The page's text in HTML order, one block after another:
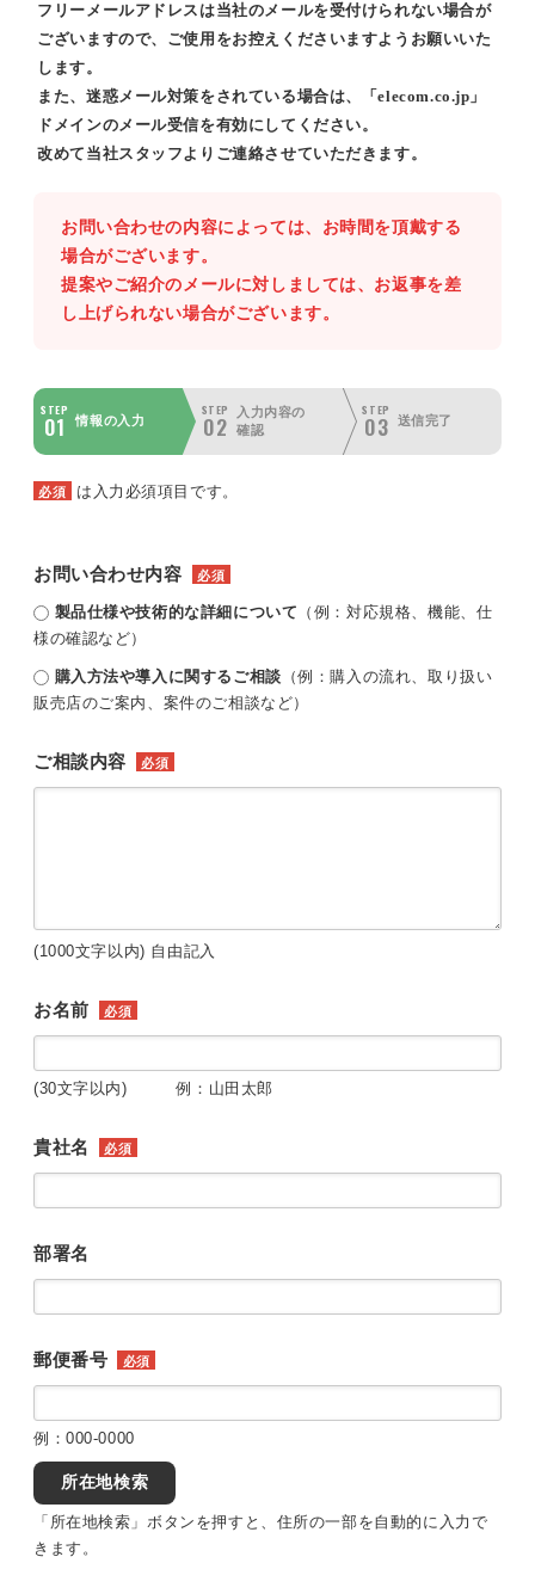
フリーメールアドレスは当社のメールを受付けられない場合が
ございますので、ご使用をお控えくださいますようお願いいた
します。
また、迷惑メール対策をされている場合は、「elecom.co.jp」
ドメインのメール受信を有効にしてください。
改めて当社スタッフよりご連絡させていただきます。
お問い合わせの内容によっては、お時間を頂戴する
場合がございます。
提案やご紹介のメールに対しましては、お返事を差
し上げられない場合がございます。
STEP
01 情報の入力
STEP
02
入力内容の
確認
STEP
03 送信完了
必須 は入力必須項目です。
お問い合わせ内容 必須
製品仕様や技術的な詳細について （例：対応規格、機能、仕
様の確認など）
購入方法や導入に関するご相談 （例：購入の流れ、取り扱い
販売店のご案内、案件のご相談など）
ご相談内容 必須
(1000文字以内) 自由記入
お名前 必須
(30文字以内) 例：山田太郎
貴社名 必須
部署名
郵便番号 必須
例：000-0000
所在地検索
「所在地検索」ボタンを押すと、住所の一部を自動的に入力で
きます。